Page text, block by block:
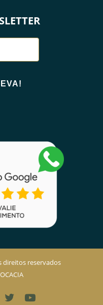
direitos reservados